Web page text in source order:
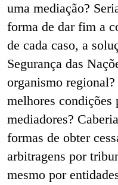
uma mediação?
forma de dar fim a
de cada caso, a
Segurança das
organismo
melhores condições
mediadores?
formas de obter
arbitragens por
mesmo por